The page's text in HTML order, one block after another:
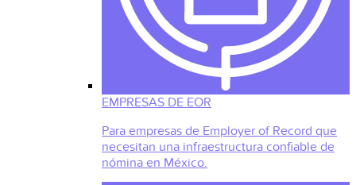
EMPRESAS DE EOR
Para empresas de Employer of Record que
necesitan una infraestructura confiable de
nómina en México.